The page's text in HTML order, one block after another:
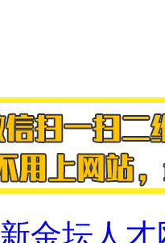
新金坛人才